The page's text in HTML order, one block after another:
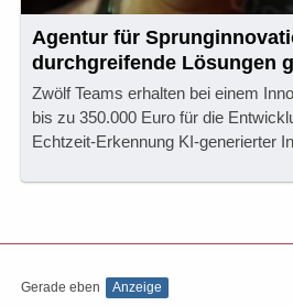
Agentur für
durchgreifende Lösungen
Zwölf Teams erhalten bei einem
bis zu 350.000 Euro für die
Echtzeit-Erkennung KI-generierter
Gerade eben Anzeige